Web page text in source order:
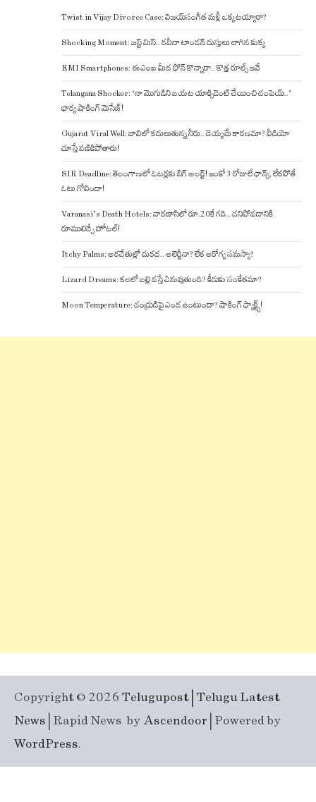
Twist in Vijay Divorce Case: విజయ్-సంగీత మళ్లీ ఒక్కటయ్యారా?
Shocking Moment: జస్ట్ మిస్.. రవీనా టాండన్ దుస్తులు లాగిన కుక్క
EMI Smartphones: ఈఎంఐ మీద ఫోన్ కొన్నారా.. కొత్త రూల్స్ ఇవే
Telangana Shocker: ‘నా మొగుడిని బయట యాక్సిడెంట్ చేయించి చంపెయ్..’
భార్య షాకింగ్ మెసేజ్!
Gujarat Viral Well: బావిలో కదులుతున్న నీరు.. దెయ్యమే కారణమా? వీడియో
చూస్తే వణికిపోతారు!
SIR Deadline: తెలంగాణలో ఓటర్లకు బిగ్ అలర్ట్! ఇంకో 3 రోజులే ఛాన్స్, లేకపోతే
ఓటు గోవిందా!
Varanasi’s Death Hotels: వారణాసిలో రూ.20కే గది.. చనిపోవడానికి
రూములిచ్చే హోటల్!
Itchy Palms: అరచేతుల్లో దురద.. అలెర్జీనా? లేక ఆరోగ్య సమస్యా?
Lizard Dreams: కలలో బల్లి వస్తే ఏమవుతుంది? కీడుకు సంకేతమా?
Moon Temperature: చంద్రుడిపై ఎండ ఉంటుందా? షాకింగ్ ఫ్యాక్ట్స్!
Copyright © 2026 Telugupost | Telugu Latest
News | Rapid News byAscendoor | Powered by
WordPress.